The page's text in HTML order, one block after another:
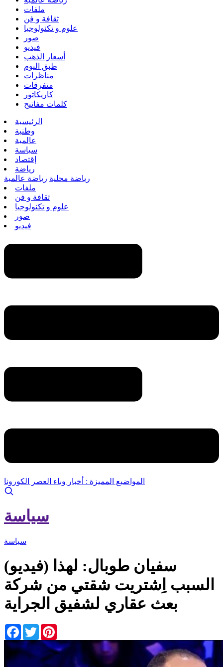
ملفات
ثقافة و فن
علوم و تكنولوجيا
صور
فيديو
أسعار الذهب
طبق اليوم
مناظرات
متفرقات
كاريكاتور
كلمات مفاتيح
الرئيسية
وطنية
عالمية
سياسة
إقتصاد
رياضة
رياضة محلية رياضة عالمية
ملفات
ثقافة و فن
علوم و تكنولوجيا
صور
فيديو
المواضيع المميزة : أخبار وباء العصر الكورونا
سياسة
سياسة
(فيديو) سفيان طوبال: لهذا
السبب اِشتريت شقتي من شركة
بعث عقاري لشفيق الجراية
Facebook
Twitter